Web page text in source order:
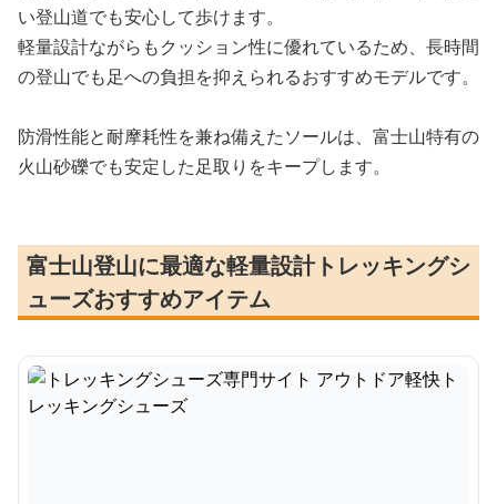
い登山道でも安心して歩けます。
軽量設計ながらもクッション性に優れているため、長時間
の登山でも足への負担を抑えられるおすすめモデルです。
防滑性能と耐摩耗性を兼ね備えたソールは、富士山特有の
火山砂礫でも安定した足取りをキープします。
富士山登山に最適な軽量設計トレッキングシ
ューズおすすめアイテム